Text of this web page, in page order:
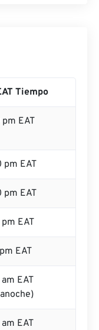
Tiempo
EAT
pm EAT
pm EAT
EAT
EAT
EAT
EAT